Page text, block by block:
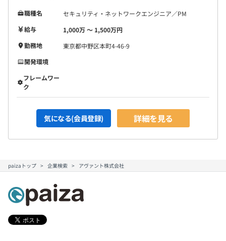
職種名
セキュリティ・ネットワークエンジニア／PM
給与
1,000万 〜 1,500万円
勤務地
東京都中野区本町4-46-9
開発環境
フレームワー
ク
気になる(会員登録) 詳細を見る
paizaトップ 企業検索 アヴァント株式会社